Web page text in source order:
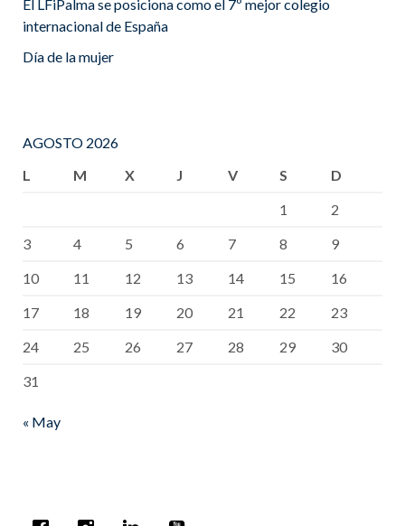
El LFiPalma se posiciona como el 7º mejor colegio
internacional de España
Día de la mujer
AGOSTO 2026
L
M X J V S
D
1
2
3
4 5 6 7 8
9
10
11 12 13 14 15
16
17
18 19 20 21 22
23
24
25 26 27 28 29
30
31
« May